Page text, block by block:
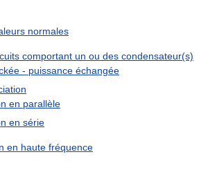
normales
comportant un ou des condensateur(s)
- puissance échangée
en parallèle
en série
en haute fréquence